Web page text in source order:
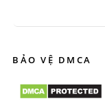
BẢO VỆ DMCA